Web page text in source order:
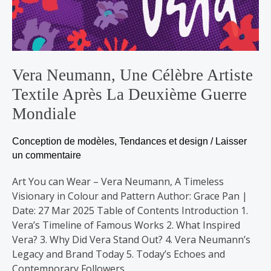
Vera Neumann, Une Célèbre Artiste
Textile Après La Deuxième Guerre
Mondiale
Conception de modèles, Tendances et design / Laisser
un commentaire
Art You can Wear – Vera Neumann, A Timeless
Visionary in Colour and Pattern Author: Grace Pan |
Date: 27 Mar 2025 Table of Contents Introduction 1.
Vera’s Timeline of Famous Works 2. What Inspired
Vera? 3. Why Did Vera Stand Out? 4. Vera Neumann’s
Legacy and Brand Today 5. Today’s Echoes and